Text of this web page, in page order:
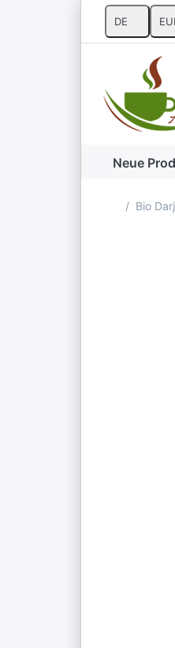
DE
Neue
Startseite
Bio